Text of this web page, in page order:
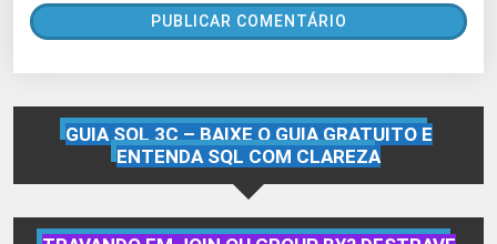
GUIA SQL 3C – BAIXE O GUIA GRATUITO E
ENTENDA SQL COM CLAREZA